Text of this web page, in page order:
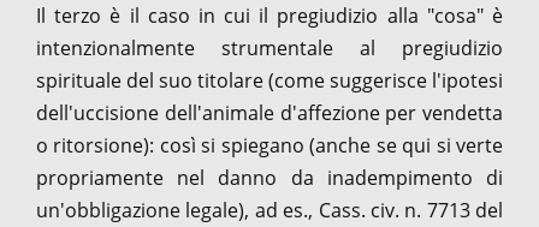
Il terzo è il caso in cui il pregiudizio alla "cosa" è
intenzionalmente strumentale al pregiudizio
spirituale del suo titolare (come suggerisce l'ipotesi
dell'uccisione dell'animale d'affezione per vendetta
o ritorsione): così si spiegano (anche se qui si verte
propriamente nel danno da inadempimento di
un'obbligazione legale), ad es., Cass. civ. n. 7713 del